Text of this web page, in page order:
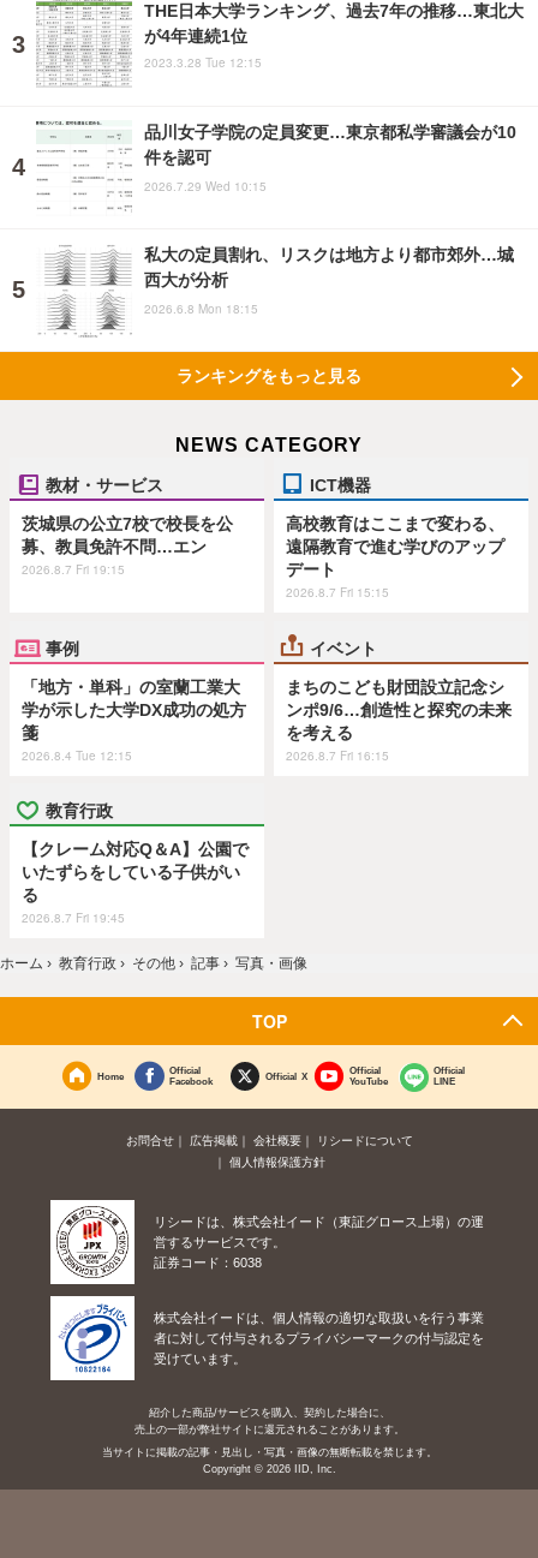
THE日本大学ランキング、過去7年の推移…東北大
が4年連続1位
2023.3.28 Tue 12:15
品川女子学院の定員変更…東京都私学審議会が10
件を認可
2026.7.29 Wed 10:15
私大の定員割れ、リスクは地方より都市郊外…城
西大が分析
2026.6.8 Mon 18:15
ランキングをもっと見る
NEWS CATEGORY
教材・サービス
茨城県の公立7校で校長を公
募、教員免許不問…エン
2026.8.7 Fri 19:15
ICT機器
高校教育はここまで変わる、
遠隔教育で進む学びのアップ
デート
2026.8.7 Fri 15:15
事例
「地方・単科」の室蘭工業大
学が示した大学DX成功の処方
箋
2026.8.4 Tue 12:15
イベント
まちのこども財団設立記念シ
ンポ9/6…創造性と探究の未来
を考える
2026.8.7 Fri 16:15
教育行政
【クレーム対応Q＆A】公園で
いたずらをしている子供がい
る
2026.8.7 Fri 19:45
ホーム › 教育行政 › その他 › 記事 › 写真・画像
TOP
Home
Official
Facebook
Official X
Official
YouTube
Official
LINE
お問合せ 広告掲載 会社概要
リシードについて
個人情報保護方針
リシードは、株式会社イード（東証グロース上場）の運
営するサービスです。
証券コード：6038
株式会社イードは、個人情報の適切な取扱いを行う事業
者に対して付与されるプライバシーマークの付与認定を
受けています。
紹介した商品/サービスを購入、契約した場合に、
売上の一部が弊社サイトに還元されることがあります。
当サイトに掲載の記事・見出し・写真・画像の無断転載を禁じます。
Copyright © 2026 IID, Inc.